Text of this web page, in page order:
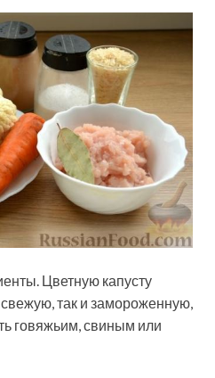
Цветную капусту
так и замороженную,
говяжьим, свиным или